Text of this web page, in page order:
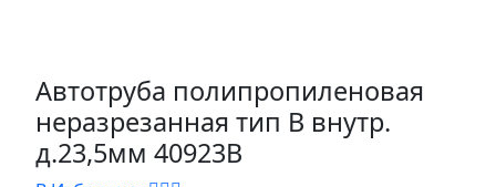
Автотруба полипропиленовая
неразрезанная тип В внутр.
д.23,5мм 40923В